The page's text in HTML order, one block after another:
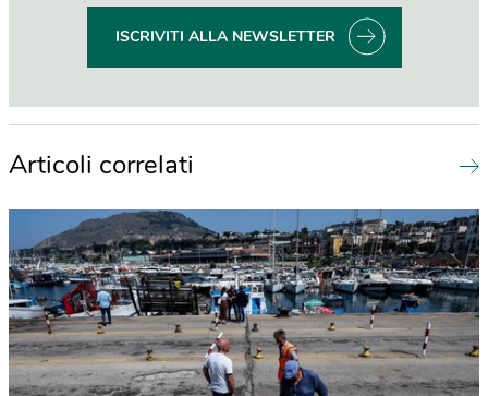
ISCRIVITI ALLA NEWSLETTER
Articoli correlati